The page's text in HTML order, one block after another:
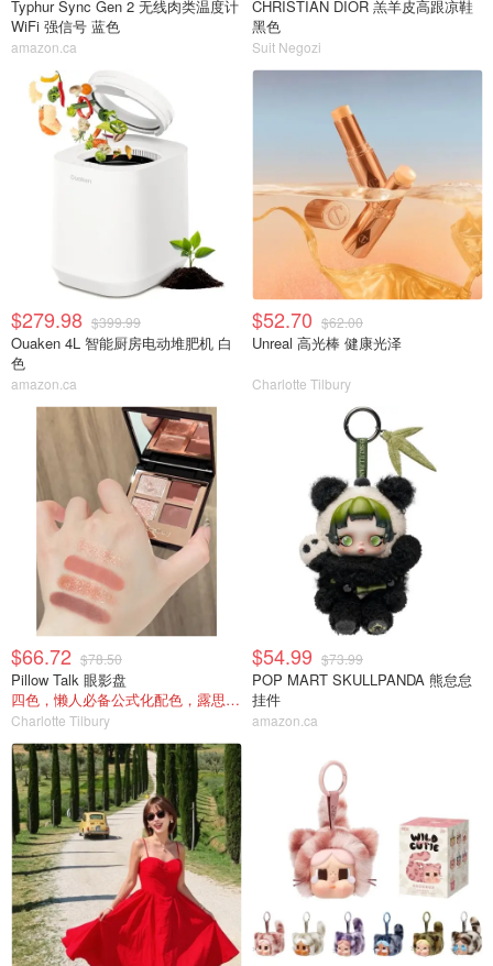
Typhur Sync Gen 2 无线肉类温度计
WiFi 强信号 蓝色
amazon.ca
CHRISTIAN DIOR 羔羊皮高跟凉鞋
黑色
Suit Negozi
$279.98 $399.99
Ouaken 4L 智能厨房电动堆肥机 白
色
amazon.ca
$52.70 $62.00
Unreal 高光棒 健康光泽
Charlotte Tilbury
$66.72 $78.50
Pillow Talk 眼影盘
四色，懒人必备公式化配色，露思超爱！
Charlotte Tilbury
$54.99 $73.99
POP MART SKULLPANDA 熊怠怠
挂件
amazon.ca